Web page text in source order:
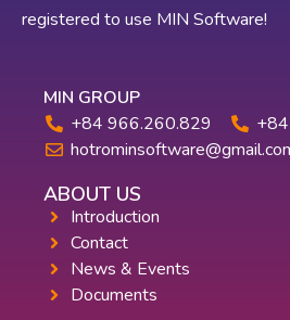
registered to use MIN Software!
MIN GROUP
+84 966.260.829
ABOUT US
Introduction
Contact
News & Events
Documents